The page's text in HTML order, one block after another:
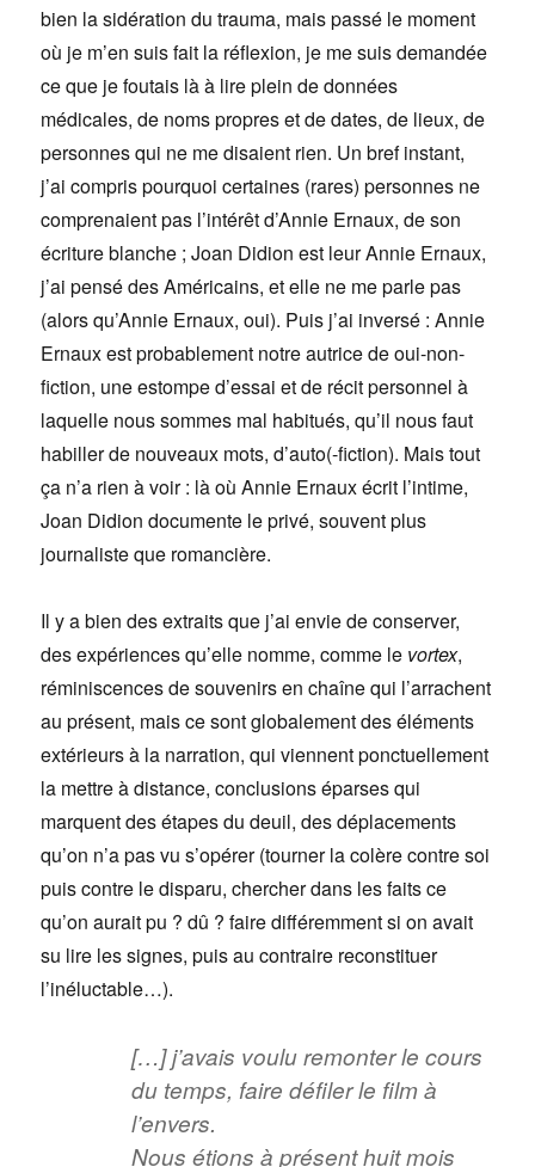
bien la sidération du trauma, mais passé le moment
où je m’en suis fait la réflexion, je me suis demandée
ce que je foutais là à lire plein de données
médicales, de noms propres et de dates, de lieux, de
personnes qui ne me disaient rien. Un bref instant,
j’ai compris pourquoi certaines (rares) personnes ne
comprenaient pas l’intérêt d’Annie Ernaux, de son
écriture blanche ; Joan Didion est leur Annie Ernaux,
j’ai pensé des Américains, et elle ne me parle pas
(alors qu’Annie Ernaux, oui). Puis j’ai inversé : Annie
Ernaux est probablement notre autrice de oui-non-
fiction, une estompe d’essai et de récit personnel à
laquelle nous sommes mal habitués, qu’il nous faut
habiller de nouveaux mots, d’auto(-fiction). Mais tout
ça n’a rien à voir : là où Annie Ernaux écrit l’intime,
Joan Didion documente le privé, souvent plus
journaliste que romancière.
Il y a bien des extraits que j’ai envie de conserver,
des expériences qu’elle nomme, comme le vortex,
réminiscences de souvenirs en chaîne qui l’arrachent
au présent, mais ce sont globalement des éléments
extérieurs à la narration, qui viennent ponctuellement
la mettre à distance, conclusions éparses qui
marquent des étapes du deuil, des déplacements
qu’on n’a pas vu s’opérer (tourner la colère contre soi
puis contre le disparu, chercher dans les faits ce
qu’on aurait pu ? dû ? faire différemment si on avait
su lire les signes, puis au contraire reconstituer
l’inéluctable…).
[…] j’avais voulu remonter le cours
du temps, faire défiler le film à
l’envers.
Nous étions à présent huit mois